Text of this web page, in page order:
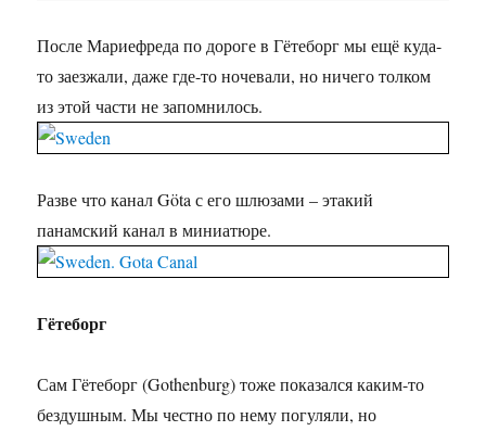
После Мариефреда по дороге в Гётеборг мы ещё куда-
то заезжали, даже где-то ночевали, но ничего толком
из этой части не запомнилось.
Разве что канал Göta с его шлюзами – этакий
панамский канал в миниатюре.
Гётеборг
Сам Гётеборг (Gothenburg) тоже показался каким-то
бездушным. Мы честно по нему погуляли, но